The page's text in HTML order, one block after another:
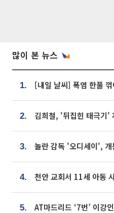
많이 본 뉴스
1.
2.
3.
4.
5.